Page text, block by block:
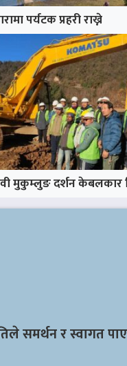
पर्यटक प्रहरी राख्ने
मुकुम्लुङ दर्शन केबलकार
समर्थन र स्वागत